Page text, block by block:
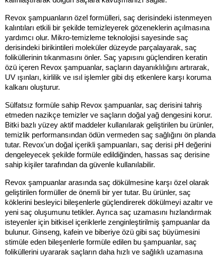
Revox şampuanların özel formülleri, saç derisindeki istenmeyen
kalıntıları etkili bir şekilde temizleyerek gözeneklerin açılmasına
yardımcı olur. Mikro-temizleme teknolojisi sayesinde saç
derisindeki birikintileri moleküler düzeyde parçalayarak, saç
foliküllerinin tıkanmasını önler. Saç yapısını güçlendiren keratin
özü içeren Revox şampuanlar, saçların dayanıklılığını artırarak,
UV ışınları, kirlilik ve ısıl işlemler gibi dış etkenlere karşı koruma
kalkanı oluşturur.
Sülfatsız formüle sahip Revox şampuanlar, saç derisini tahriş
etmeden nazikçe temizler ve saçların doğal yağ dengesini korur.
Bitki bazlı yüzey aktif maddeler kullanılarak geliştirilen bu ürünler,
temizlik performansından ödün vermeden saç sağlığını ön planda
tutar. Revox'un doğal içerikli şampuanları, saç derisi pH değerini
dengeleyecek şekilde formüle edildiğinden, hassas saç derisine
sahip kişiler tarafından da güvenle kullanılabilir.
Revox şampuanlar arasında saç dökülmesine karşı özel olarak
geliştirilen formüller de önemli bir yer tutar. Bu ürünler, saç
köklerini besleyici bileşenlerle güçlendirerek dökülmeyi azaltır ve
yeni saç oluşumunu tetikler. Ayrıca saç uzamasını hızlandırmak
isteyenler için bitkisel içeriklerle zenginleştirilmiş şampuanlar da
bulunur. Ginseng, kafein ve biberiye özü gibi saç büyümesini
stimüle eden bileşenlerle formüle edilen bu şampuanlar, saç
foliküllerini uyararak saçların daha hızlı ve sağlıklı uzamasına